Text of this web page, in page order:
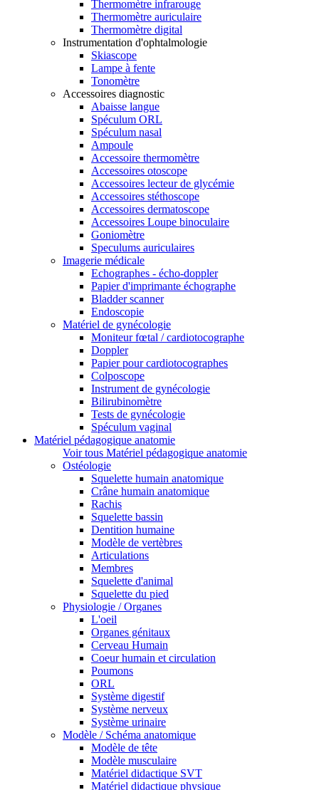
Thermomètre infrarouge
Thermomètre auriculaire
Thermomètre digital
Instrumentation d'ophtalmologie
Skiascope
Lampe à fente
Tonomètre
Accessoires diagnostic
Abaisse langue
Spéculum ORL
Spéculum nasal
Ampoule
Accessoire thermomètre
Accessoires otoscope
Accessoires lecteur de glycémie
Accessoires stéthoscope
Accessoires dermatoscope
Accessoires Loupe binoculaire
Goniomètre
Speculums auriculaires
Imagerie médicale
Echographes - écho-doppler
Papier d'imprimante échographe
Bladder scanner
Endoscopie
Matériel de gynécologie
Moniteur fœtal / cardiotocographe
Doppler
Papier pour cardiotocographes
Colposcope
Instrument de gynécologie
Bilirubinomètre
Tests de gynécologie
Spéculum vaginal
Matériel pédagogique anatomie
Voir tous Matériel pédagogique anatomie
Ostéologie
Squelette humain anatomique
Crâne humain anatomique
Rachis
Squelette bassin
Dentition humaine
Modèle de vertèbres
Articulations
Membres
Squelette d'animal
Squelette du pied
Physiologie / Organes
L'oeil
Organes génitaux
Cerveau Humain
Coeur humain et circulation
Poumons
ORL
Système digestif
Système nerveux
Système urinaire
Modèle / Schéma anatomique
Modèle de tête
Modèle musculaire
Matériel didactique SVT
Matériel didactique physique